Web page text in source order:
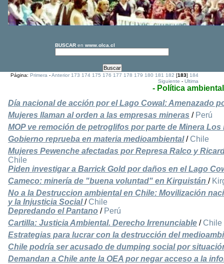
BUSCAR en www.olca.cl
Página:Primera -Anterior 173 174 175 176 177 178 179 180 181 182 [183]184
Siguiente -Ultima
- Política ambiental
Día nacional de acción por el Lago Cowal: Amenazado
Mujeres llaman al orden a las empresas mineras / Perú
MOP ve remoción de petroglifos por parte de Minera Los
Gobierno reprueba en materia medioambiental/ Chile
Mujeres Pewenche afectadas por Represa Ralco y
Chile
Piden investigar a Barrick Gold por daños en el Lago
Cameco: minería de "buena voluntad" en Kirguistán /
No a la Destruccion ambiental en Chile: Movilización
y la Injusticia Social/ Chile
Depredando el Pantano / Perú
Cartilla: Justicia Ambiental. Derecho Irrenunciable / Chile
Estrategias para lucrar con la destrucción del
Chile podría ser acusado de dumping social por
Demandan a Chile ante la OEA por negar acceso a la